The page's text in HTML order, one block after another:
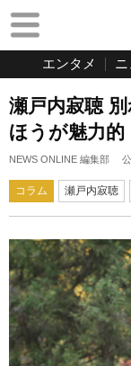
エンタメ
瀬戸内寂聴
ほうが魅力的
NEWS ONLINE 編集部 公
コラム 瀬戸内寂聴